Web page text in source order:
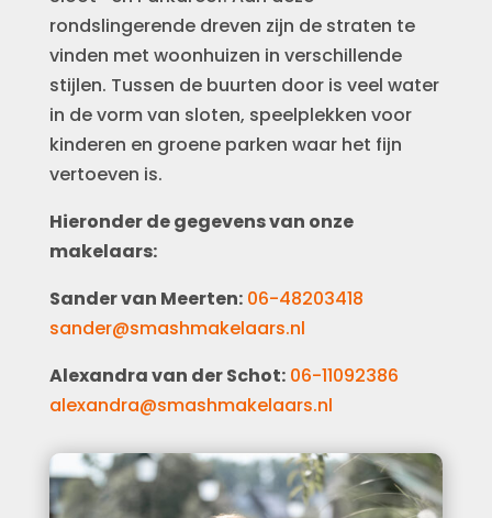
rondslingerende dreven zijn de straten te
vinden met woonhuizen in verschillende
stijlen. Tussen de buurten door is veel water
in de vorm van sloten, speelplekken voor
kinderen en groene parken waar het fijn
vertoeven is.
Hieronder de gegevens van onze
makelaars:
Sander van Meerten: 06-48203418
sander@smashmakelaars.nl
Alexandra van der Schot: 06-11092386
alexandra@smashmakelaars.nl